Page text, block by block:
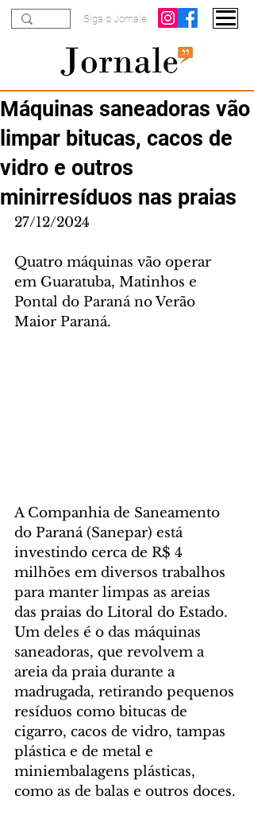
Siga o Jornale
Máquinas saneadoras vão
limpar bitucas, cacos de
vidro e outros
minirresíduos nas praias
27/12/2024
Quatro máquinas vão operar
em Guaratuba, Matinhos e
Pontal do Paraná no Verão
Maior Paraná.
A Companhia de Saneamento
do Paraná (Sanepar) está
investindo cerca de R$ 4
milhões em diversos trabalhos
para manter limpas as areias
das praias do Litoral do Estado.
Um deles é o das máquinas
saneadoras, que revolvem a
areia da praia durante a
madrugada, retirando pequenos
resíduos como bitucas de
cigarro, cacos de vidro, tampas
plástica e de metal e
miniembalagens plásticas,
como as de balas e outros doces.